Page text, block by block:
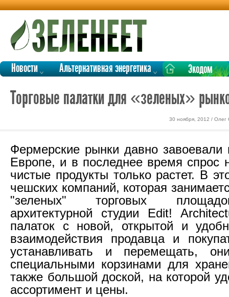
Новости Альтернативная энергетика Экодом
Торговые палатки для «зеленых»
30 ноября, 2012 / Олег
Фермерские рынки давно завоевали
Европе, и в последнее время спрос
чистые продукты только растет. В
чешских компаний, которая
"зеленых" торговых
архитектурной студии Edit!
палаток с новой, открытой и
взаимодействия продавца и
устанавливать и перемещать,
специальными корзинами для
также большой доской, на которой
ассортимент и цены.